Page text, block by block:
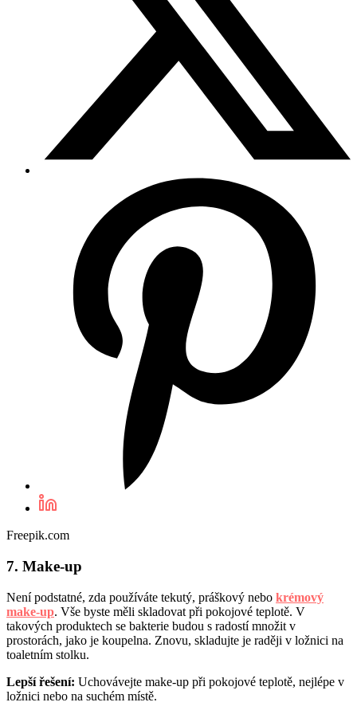
Freepik.com
7. Make-up
Není podstatné, zda používáte tekutý, práškový nebo krémový
make-up. Vše byste měli skladovat při pokojové teplotě. V
takových produktech se bakterie budou s radostí množit v
prostorách, jako je koupelna. Znovu, skladujte je raději v ložnici na
toaletním stolku.
Lepší řešení: Uchovávejte make-up při pokojové teplotě, nejlépe v
ložnici nebo na suchém místě.